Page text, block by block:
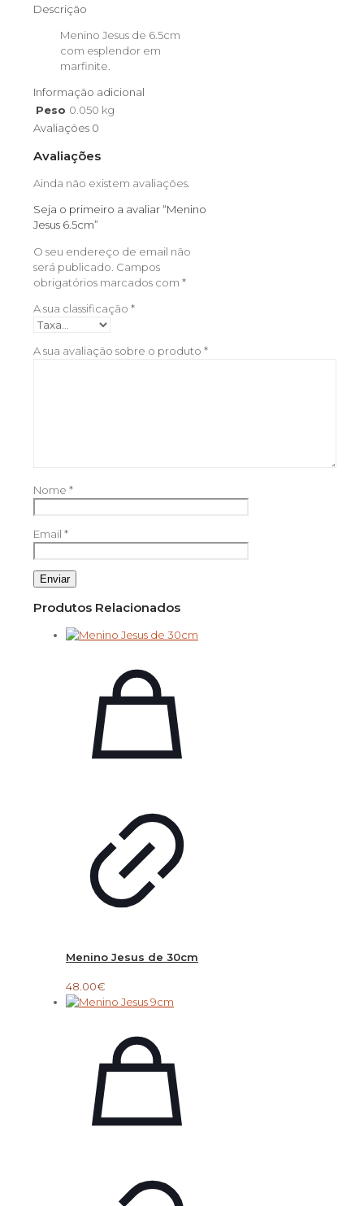
Descrição
Menino Jesus de 6.5cm
com esplendor em
marfinite.
Informação adicional
Peso 0.050 kg
Avaliações 0
Avaliações
Ainda não existem avaliações.
Seja o primeiro a avaliar “Menino
Jesus 6.5cm”
O seu endereço de email não
será publicado. Campos
obrigatórios marcados com *
A sua classificação *
A sua avaliação sobre o produto *
Nome *
Email *
Produtos Relacionados
Menino Jesus de 30cm
48.00€